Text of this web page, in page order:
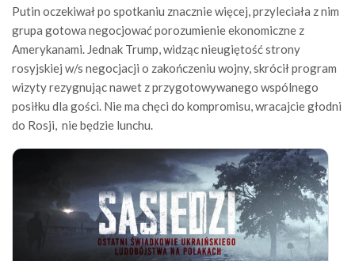
Putin oczekiwał po spotkaniu znacznie więcej, przyleciała z nim
grupa gotowa negocjować porozumienie ekonomiczne z
Amerykanami. Jednak Trump, widząc nieugiętość strony
rosyjskiej w/s negocjacji o zakończeniu wojny, skrócił program
wizyty rezygnując nawet z przygotowywanego wspólnego
posiłku dla gości. Nie ma chęci do kompromisu, wracajcie głodni
do Rosji, nie będzie lunchu.